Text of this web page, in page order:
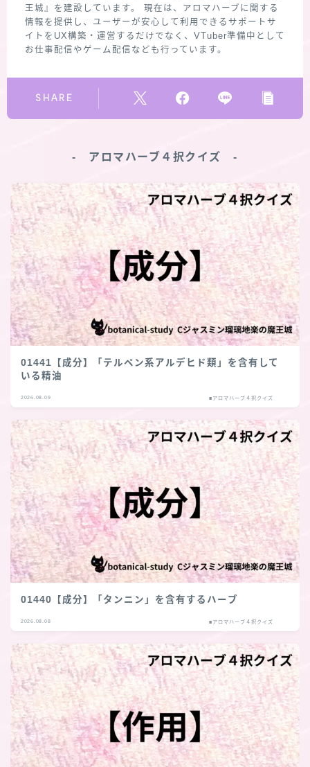
王城』を建設しています。 現在は、アロマハーブに関する
情報を提供し、ユーザーが安心して利用できるサポートサ
イトをUX構築・運営するだけでなく、VTuber準備中として
お仕事配信やゲーム配信なども行っています。
SHARE
‐ アロマハーブ４択クイズ ‐
01441【成分】「テルペン系アルデヒド類」を含有して
いる精油
2026.08.09 ■アロマハーブ４択クイズ
01440【成分】「タンニン」を含有するハーブ
2026.08.08 ■アロマハーブ４択クイズ